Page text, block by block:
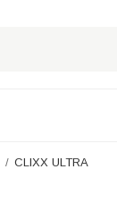
CLIXX ULTRA